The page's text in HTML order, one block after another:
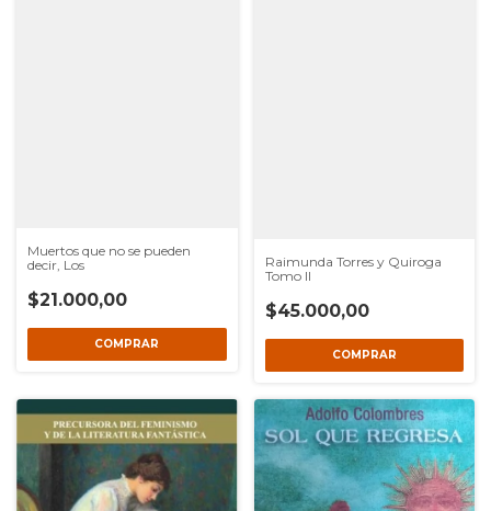
Muertos que no se pueden
decir, Los
$21.000,00
Raimunda Torres y Quiroga
Tomo II
$45.000,00